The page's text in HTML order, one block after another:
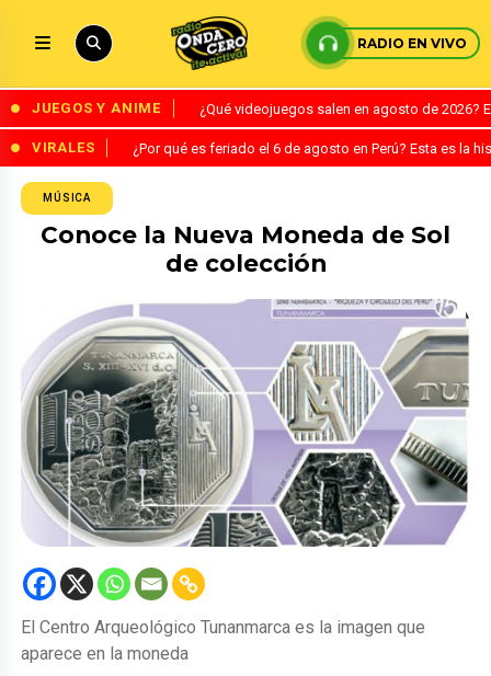
RADIO EN VIVO
JUEGOS Y ANIME ¿Qué videojuegos salen en agosto de
VIRALES ¿Por qué es feriado el 6 de agosto en Perú? Esta es la
MÚSICA
Conoce la Nueva Moneda de Sol
de colección
El Centro Arqueológico Tunanmarca es la imagen que
aparece en la moneda